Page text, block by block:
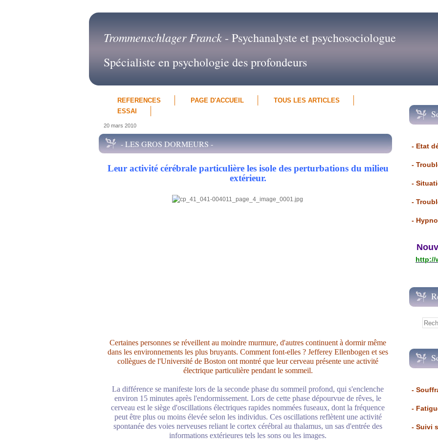
Trommenschlager Franck- Psychanalyste et psychosociologue
Spécialiste en psychologie des profondeurs
REFERENCES PAGE D'ACCUEIL
TOUS LES ARTICLES
ESSAI
20 mars 2010
- LES GROS DORMEURS -
Leur activité cérébrale particulière les isole des perturbations du milieu
extérieur.
Certaines personnes se réveillent au moindre murmure, d'autres continuent à dormir même
dans les environnements les plus bruyants. Comment font-elles ? Jefferey Ellenbogen et ses
collègues de l'Université de Boston ont montré que leur cerveau présente une activité
électrique particulière pendant le sommeil.
La différence se manifeste lors de la seconde phase du sommeil profond, qui s'enclenche
environ 15 minutes après l'endormissement. Lors de cette phase dépourvue de rêves, le
cerveau est le siège d'oscillations électriques rapides nommées fuseaux, dont la fréquence
peut être plus ou moins élevée selon les individus. Ces oscillations reflètent une activité
spontanée des voies nerveuses reliant le cortex cérébral au thalamus, un sas d'entrée des
informations extérieures tels les sons ou les images.
- Etat
-
-
-
-
http://
-
-
- Suivi